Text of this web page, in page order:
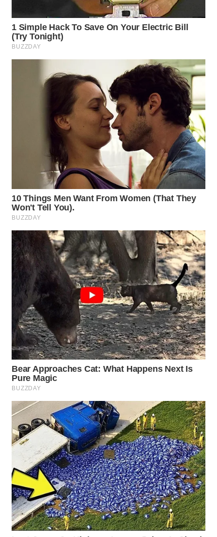
WN
CIANJUR
KEPULAUAN
WN
CIREBON
INDRAMAYU
WN
KUNINGAN
WN
MAJALENGKA
WN
SUBANG
WN
SUKABUMI
WN
PURWAKARTA
PRIANGAN
TIMUR
WN
SEMARANG
WN